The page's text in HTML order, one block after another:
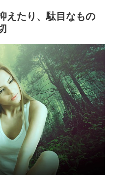
えたり、駄目なもの